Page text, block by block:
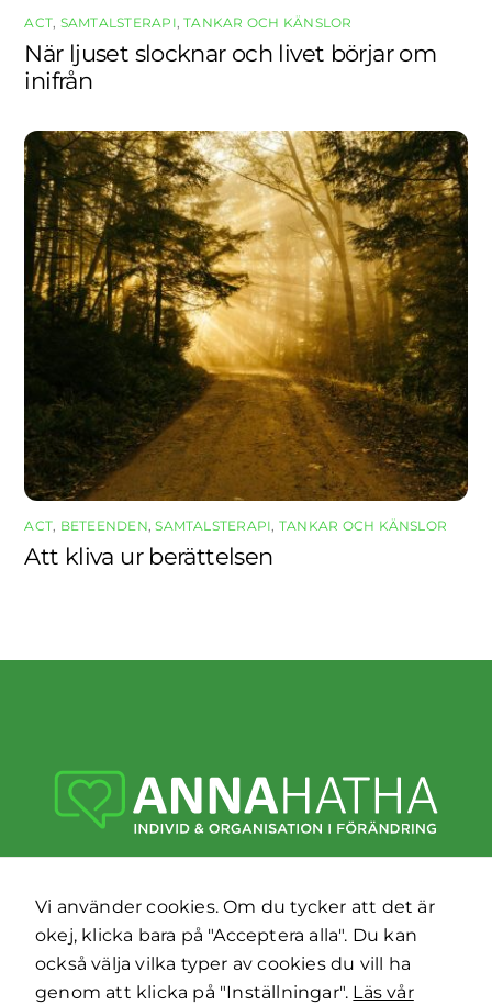
ACT SAMTALSTERAPI ,TANKAR OCH KÄNSLOR
När ljuset slocknar och livet börjar om
inifrån
ACT, BETEENDEN,SAMTALSTERAPI, TANKAR OCH KÄNSLOR
Att kliva ur berättelsen
070-652 25 32
info@annahatha.se
Privacy Policy
Vi använder cookies. Om du tycker att det är
okej, klicka bara på "Acceptera alla". Du kan
också välja vilka typer av cookies du vill ha
genom att klicka på "Inställningar". Läs vår